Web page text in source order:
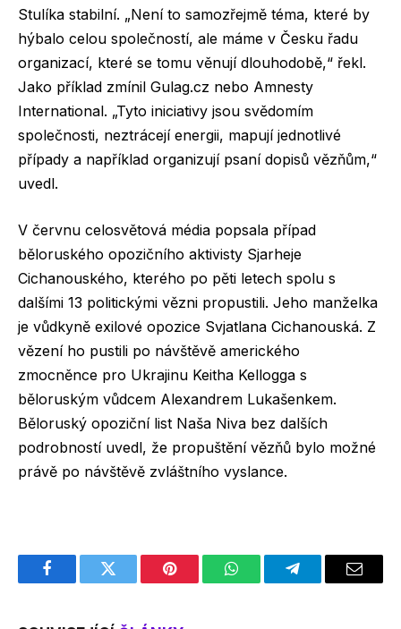
Stulíka stabilní. „Není to samozřejmě téma, které by
hýbalo celou společností, ale máme v Česku řadu
organizací, které se tomu věnují dlouhodobě,“ řekl.
Jako příklad zmínil Gulag.cz nebo Amnesty
International. „Tyto iniciativy jsou svědomím
společnosti, neztrácejí energii, mapují jednotlivé
případy a například organizují psaní dopisů vězňům,“
uvedl.
V červnu celosvětová média popsala případ
běloruského opozičního aktivisty Sjarheje
Cichanouského, kterého po pěti letech spolu s
dalšími 13 politickými vězni propustili. Jeho manželka
je vůdkyně exilové opozice Svjatlana Cichanouská. Z
vězení ho pustili po návštěvě amerického
zmocněnce pro Ukrajinu Keitha Kellogga s
běloruským vůdcem Alexandrem Lukašenkem.
Běloruský opoziční list Naša Niva bez dalších
podrobností uvedl, že propuštění vězňů bylo možné
právě po návštěvě zvláštního vyslance.
FacebookTwitter Pinterest WhatsAppTelegramEmail